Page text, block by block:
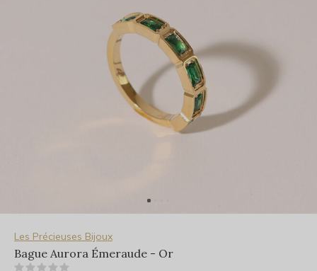
Les Précieuses Bijoux
Bague Aurora Émeraude - Or